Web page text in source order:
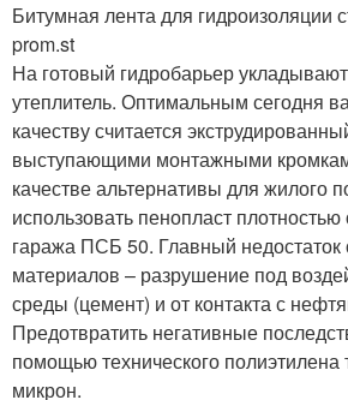
Битумная лента для гидроизоляции
prom.st
На готовый гидробарьер
утеплитель. Оптимальным сегодня
качеству считается
выступающими монтажными
качестве альтернативы для
использовать пенопласт
гаража ПСБ 50. Главный недостаток
материалов – разрушение под
среды (цемент) и от контакта с
Предотвратить негативные
помощью технического
микрон.